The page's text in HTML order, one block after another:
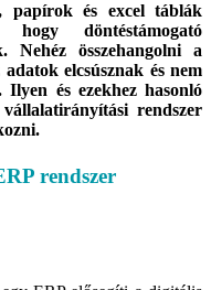
papírok és excel táblák
hogy döntéstámogató
összehangolni a
elcsúsznak és nem
Ilyen és ezekhez hasonló
rendszer
rendszer